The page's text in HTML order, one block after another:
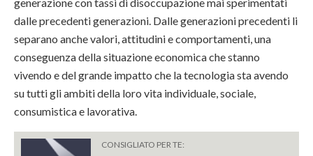
dalle precedenti generazioni. Dalle generazioni precedenti li
separano anche valori, attitudini e comportamenti, una
conseguenza della situazione economica che stanno
vivendo e del grande impatto che la tecnologia sta avendo
su tutti gli ambiti della loro vita individuale, sociale,
consumistica e lavorativa.
CONSIGLIATO PER TE: